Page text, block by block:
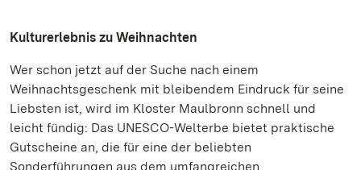
Kulturerlebnis zu Weihnachten
Wer schon jetzt auf der Suche nach einem
Weihnachtsgeschenk mit bleibendem Eindruck für seine
Liebsten ist, wird im Kloster Maulbronn schnell und
leicht fündig: Das UNESCO-Welterbe bietet praktische
Gutscheine an, die für eine der beliebten
Sonderführungen aus dem umfangreichen